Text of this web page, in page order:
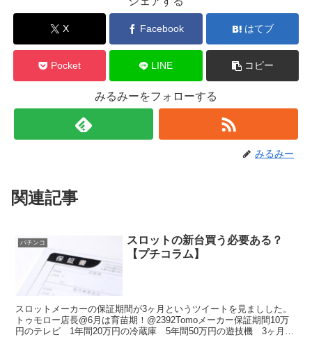
X Facebook はてブ
Pocket LINE コピー
みるみーをフォローする
みるみー
関連記事
パチンコ
スロットの新台買う必要ある？
【プチコラム】
スロットメーカーの保証期間が3ヶ月というツイートを見ましした。
トゥモロー店長@6月は育苗期！@2392Tomoメーカー保証期間10万
円のテレビ 1年間20万円の冷蔵庫 5年間50万円の遊技機 3ヶ月